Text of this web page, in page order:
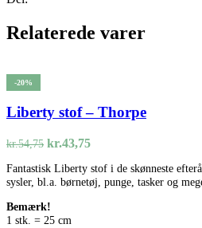
Relaterede varer
-20%
Liberty stof – Thorpe
kr.54,75 Den
pris
var:
kr.54,75.
kr.43,75Den
pris
er:
Fantastisk Liberty stof i de skønneste
sysler, bl.a. børnetøj, punge, tasker og
Bemærk!
1 stk. = 25 cm